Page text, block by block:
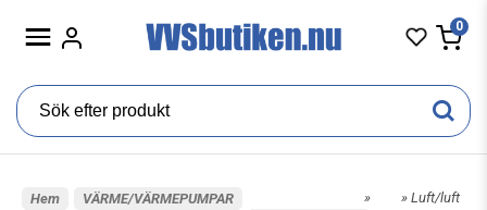
0
Hem
VÄRME/VÄRMEPUMPAR
»
» Luft/luft